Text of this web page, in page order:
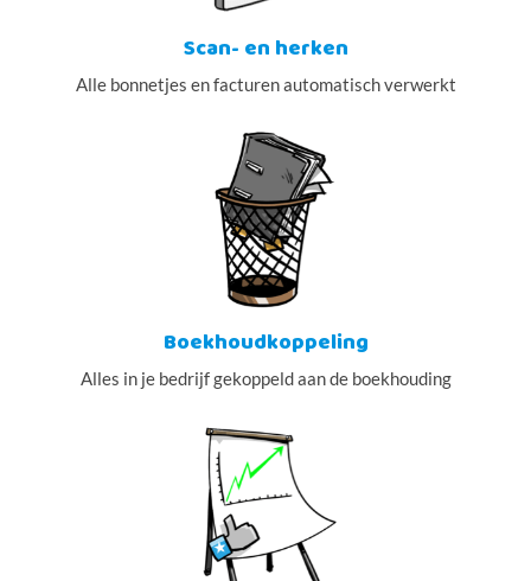
Scan- en herken
Alle bonnetjes en facturen automatisch verwerkt
Boekhoudkoppeling
Alles in je bedrijf gekoppeld aan de boekhouding